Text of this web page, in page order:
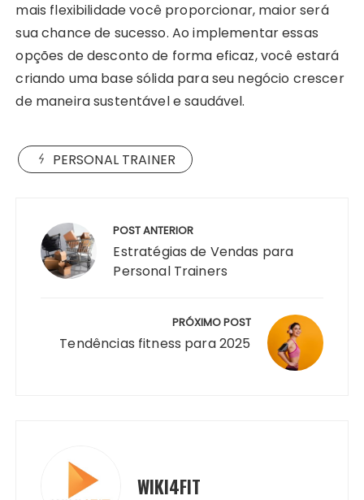
mais flexibilidade você proporcionar, maior será
sua chance de sucesso. Ao implementar essas
opções de desconto de forma eficaz, você estará
criando uma base sólida para seu negócio crescer
de maneira sustentável e saudável.
PERSONAL TRAINER
Post
POST ANTERIOR
Estratégias de Vendas para
Personal Trainers
PRÓXIMO POST
Tendências fitness para 2025
WIKI4FIT